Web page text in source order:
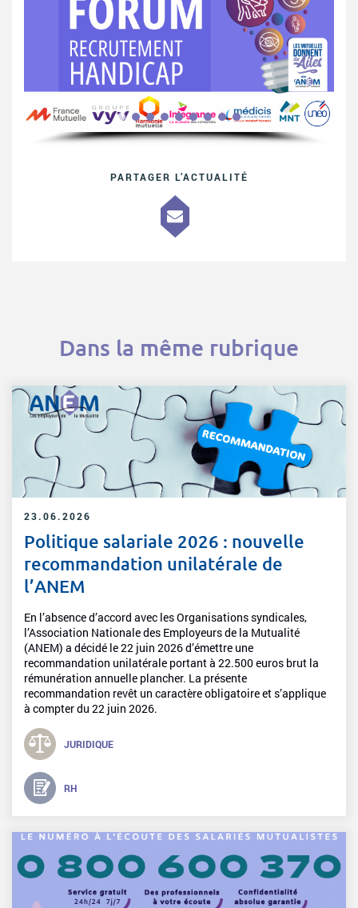
PARTAGER L’ACTUALITÉ
Dans la même rubrique
23.06.2026
Politique salariale 2026 : nouvelle
recommandation unilatérale de
l’ANEM
En l’absence d’accord avec les Organisations syndicales,
l’Association Nationale des Employeurs de la Mutualité
(ANEM) a décidé le 22 juin 2026 d’émettre une
recommandation unilatérale portant à 22.500 euros brut la
rémunération annuelle plancher. La présente
recommandation revêt un caractère obligatoire et s’applique
à compter du 22 juin 2026.
JURIDIQUE
RH